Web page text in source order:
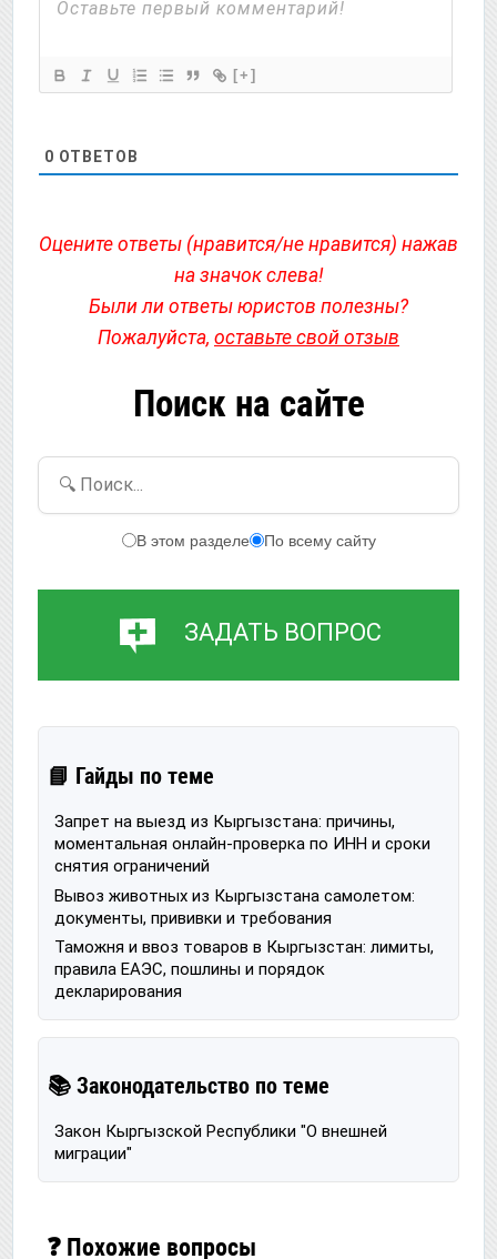
[+]
0 ОТВЕТОВ
Оцените ответы (нравится/не нравится) нажав
на значок слева!
Были ли ответы юристов полезны?
Пожалуйста, оставьте свой отзыв
Поиск на сайте
🔍 Поиск...
В этом разделе По всему сайту
ЗАДАТЬ ВОПРОС
📘 Гайды по теме
Запрет на выезд из Кыргызстана: причины,
моментальная онлайн-проверка по ИНН и сроки
снятия ограничений
Вывоз животных из Кыргызстана самолетом:
документы, прививки и требования
Таможня и ввоз товаров в Кыргызстан: лимиты,
правила ЕАЭС, пошлины и порядок
декларирования
📚 Законодательство по теме
Закон Кыргызской Республики "О внешней
миграции"
❓ Похожие вопросы